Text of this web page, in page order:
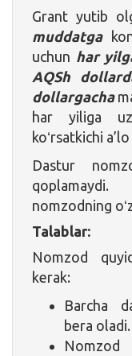
Grant yutib
muddatga
uchun har
AQSh
dollargacha
har yiliga
koʻrsatkichi
Dastur
nomzodning
Talablar:
Nomzod
kerak:
Barcha
bera oladi.
Nomzod